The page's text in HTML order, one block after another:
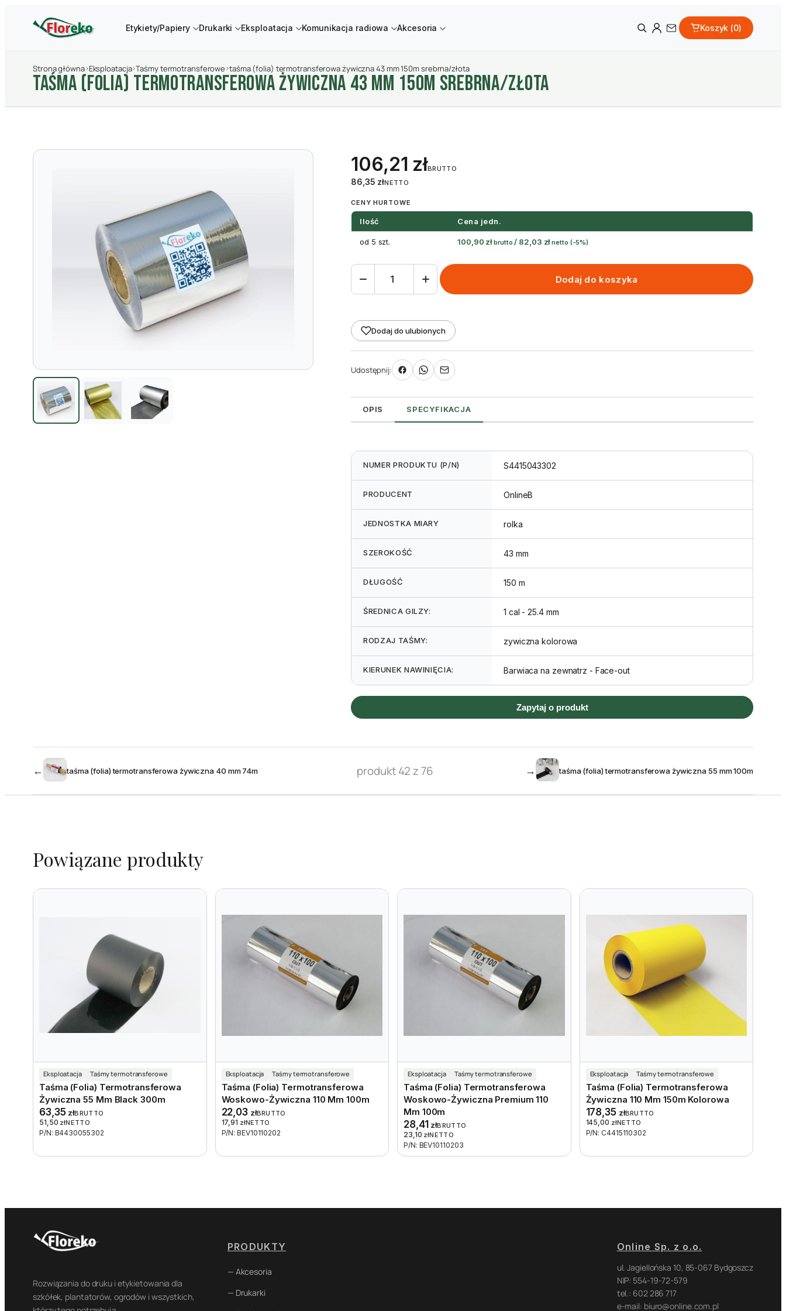
Etykiety/Papiery Drukarki Eksploatacja Komunikacja radiowa Akcesoria Koszyk (0)
Strona główna›Eksploatacja›Taśmy termotransferowe›taśma (folia) termotransferowa żywiczna 43 mm 150m srebrna/złota
TAśMA (FOLIA) TERMOTRANSFEROWA żYWICZNA 43 MM 150M SREBRNA/ZłOTA
106,21 złBRUTTO
86,35 złNETTO
CENY HURTOWE
Ilość Cena jedn.
od 5 szt. 100,90 zł brutto / 82,03 zł netto (-5%)
ilość
taśma
termotransferowa
żywiczna
mm
150m
srebrna/złota
Dodaj do koszyka
Dodaj do ulubionych
Udostępnij:
OPIS SPECYFIKACJA
NUMER PRODUKTU (P/N) S4415043302
PRODUCENT OnlineB
JEDNOSTKA MIARY rolka
SZEROKOŚĆ 43 mm
DŁUGOŚĆ 150 m
ŚREDNICA GILZY: 1 cal - 25.4 mm
RODZAJ TAŚMY: zywiczna kolorowa
KIERUNEK NAWINIĘCIA: Barwiaca na zewnatrz - Face-out
Zapytaj o produkt
← taśma (folia) termotransferowa żywiczna 40 mm 74m produkt 42 z 76 taśma (folia) termotransferowa żywiczna 55 mm 100m
→
Powiązane produkty
Eksploatacja Taśmy termotransferowe
Taśma (folia) Termotransferowa
Żywiczna 55 Mm Black 300m
63,35 złBRUTTO
51,50 złNETTO
P/N: B4430055302
Eksploatacja Taśmy termotransferowe
Taśma (folia) Termotransferowa
Woskowo-Żywiczna 110 Mm 100m
22,03 złBRUTTO
17,91 złNETTO
P/N: BEV10110202
Eksploatacja Taśmy termotransferowe
Taśma (folia) Termotransferowa
Woskowo-Żywiczna Premium 110
Mm 100m
28,41 złBRUTTO
23,10 złNETTO
P/N: BEV10110203
Eksploatacja Taśmy termotransferowe
Taśma (folia) Termotransferowa
Żywiczna 110 Mm 150m Kolorowa
178,35 złBRUTTO
145,00 złNETTO
P/N: C4415110302
Rozwiązania do druku i etykietowania dla
szkółek, plantatorów, ogrodów i wszystkich,
PRODUKTY
— Akcesoria
— Drukarki
Online Sp. z o.o.
ul. Jagiellońska 10, 85-067 Bydgoszcz
NIP: 554-19-72-579
tel.: 602 286 717
e-mail: biuro@online.com.pl